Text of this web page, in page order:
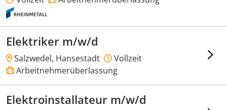
Elektriker m/w/d
Salzwedel, Hansestadt
Vollzeit
Arbeitnehmerüberlassung
Elektroinstallateur m/w/d